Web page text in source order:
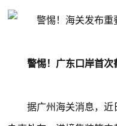
警惕！广东口岸首
据广州海关消息，